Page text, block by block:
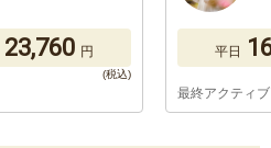
23,760 円 平日
最終アクティ